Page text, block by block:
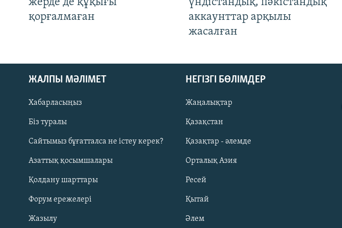
Русский
ЖАЗЫЛЫҢЫЗ
қорғалмаған
аккаунттар арқылы
жасалған
ЖАЛПЫ МӘЛІМЕТ
Хабарласыңыз
Біз туралы
Сайтымыз бұғатталса не істеу керек?
Азаттық қосымшалары
Қолдану шарттары
Форум ережелері
Жазылу
НЕГІЗГІ БӨЛІМДЕР
Жаңалықтар
Қазақстан
Қазақтар - әлемде
Орталық Азия
Ресей
Қытай
Әлем